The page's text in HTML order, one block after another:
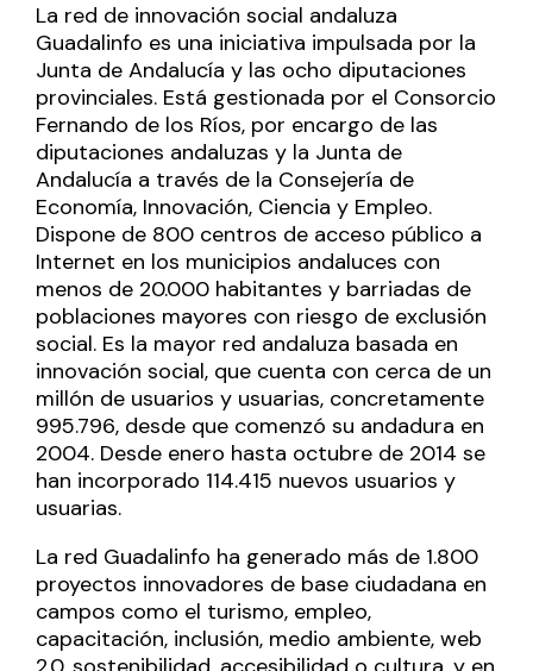
La red de innovación social andaluza
Guadalinfo es una iniciativa impulsada por la
Junta de Andalucía y las ocho diputaciones
provinciales. Está gestionada por el Consorcio
Fernando de los Ríos, por encargo de las
diputaciones andaluzas y la Junta de
Andalucía a través de la Consejería de
Economía, Innovación, Ciencia y Empleo.
Dispone de 800 centros de acceso público a
Internet en los municipios andaluces con
menos de 20.000 habitantes y barriadas de
poblaciones mayores con riesgo de exclusión
social. Es la mayor red andaluza basada en
innovación social, que cuenta con cerca de un
millón de usuarios y usuarias, concretamente
995.796, desde que comenzó su andadura en
2004. Desde enero hasta octubre de 2014 se
han incorporado 114.415 nuevos usuarios y
usuarias.
La red Guadalinfo ha generado más de 1.800
proyectos innovadores de base ciudadana en
campos como el turismo, empleo,
capacitación, inclusión, medio ambiente, web